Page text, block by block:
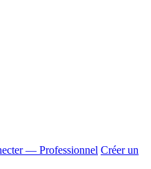
— Professionnel Créer un